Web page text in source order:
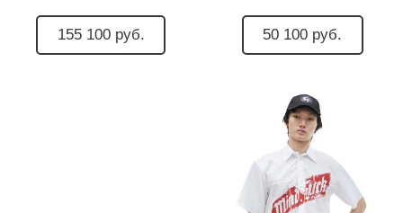
155 100 руб. 50 100 руб.